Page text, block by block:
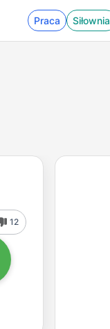
Praca Siłownia
12